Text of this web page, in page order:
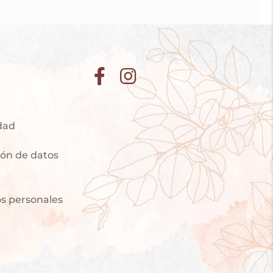
de datos
personales